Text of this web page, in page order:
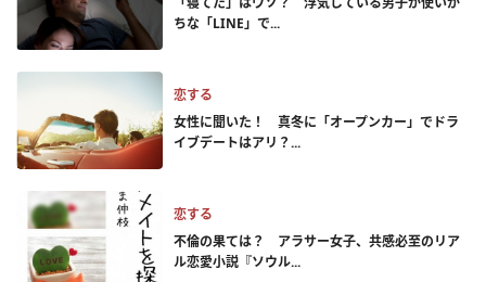
ちな「LINE」で...
恋する
女性に聞いた！ 真冬に「オープンカー」でドラ
イブデートはアリ？...
恋する
不倫の果ては？ アラサー女子、共感必至のリア
ル恋愛小説『ソウル...